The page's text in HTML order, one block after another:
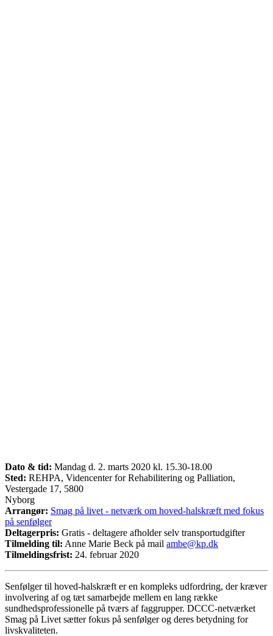
Dato & tid: Mandag d. 2. marts 2020 kl. 15.30-18.00
Sted: REHPA, Videncenter for Rehabilitering og Palliation,
Vestergade 17, 5800
Nyborg
Arrangør: Smag på livet - netværk om hoved-halskræft med fokus
på senfølger
Deltagerpris: Gratis - deltagere afholder selv transportudgifter
Tilmelding til: Anne Marie Beck på mail ambe@kp.dk
Tilmeldingsfrist: 24. februar 2020
Senfølger til hoved-halskræft er en kompleks udfordring, der kræver
involvering af og tæt samarbejde mellem en lang række
sundhedsprofessionelle på tværs af faggrupper. DCCC-netværket
Smag på Livet sætter fokus på senfølger og deres betydning for
livskvaliteten.